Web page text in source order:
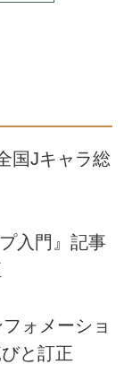
国Jキャラ総
入門』記事
ォメーショ
と訂正